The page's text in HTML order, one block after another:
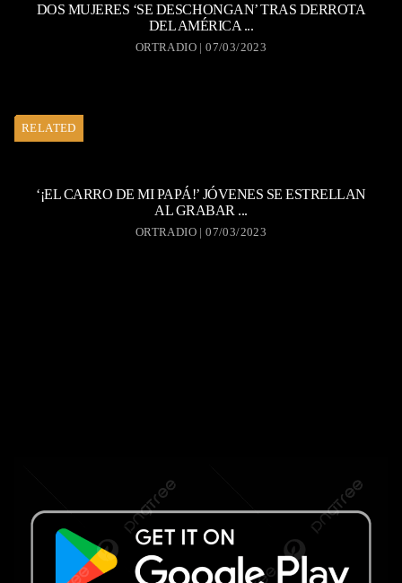
DOS MUJERES ‘SE DESCHONGAN’ TRAS DERROTA
DEL AMÉRICA ...
ORTRADIO | 07/03/2023
RELATED
‘¡EL CARRO DE MI PAPÁ!’ JÓVENES SE ESTRELLAN
AL GRABAR ...
ORTRADIO | 07/03/2023